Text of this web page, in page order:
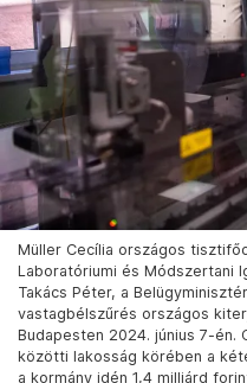
Müller Cecília országos
Laboratóriumi és Módszertani
Takács Péter, a
vastagbélszűrés országos
Budapesten 2024. június 7-
közötti lakosság körében a
a kormány idén 1,4 milliárd